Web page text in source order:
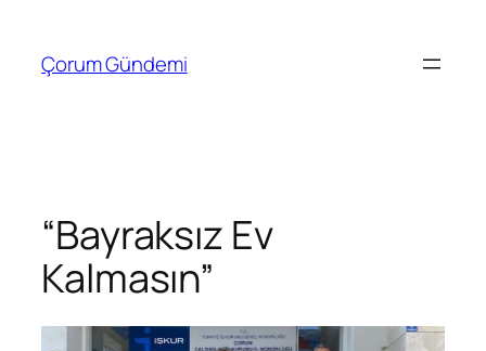
Çorum Gündemi
“Bayraksız Ev
Kalmasın”